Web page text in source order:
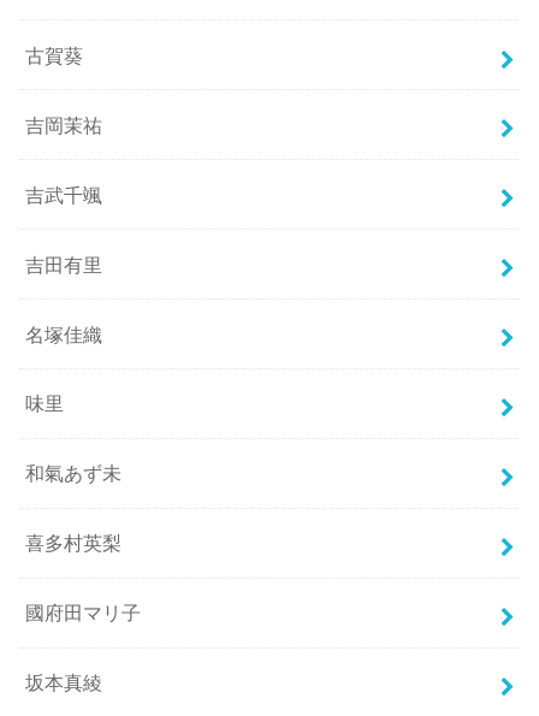
古賀葵
吉岡茉祐
吉武千颯
吉田有里
名塚佳織
味里
和氣あず未
喜多村英梨
國府田マリ子
坂本真綾